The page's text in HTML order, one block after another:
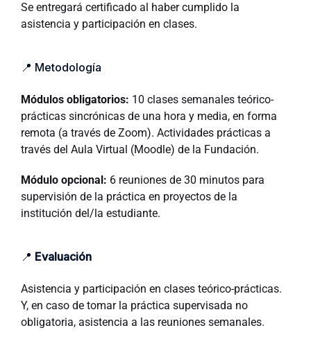
Se entregará certificado al haber cumplido la
asistencia y participación en clases.
📍 Metodología
Módulos obligatorios: 10 clases semanales teórico-
prácticas sincrónicas de una hora y media, en forma
remota (a través de Zoom). Actividades prácticas a
través del Aula Virtual (Moodle) de la Fundación.
Módulo opcional: 6 reuniones de 30 minutos para
supervisión de la práctica en proyectos de la
institución del/la estudiante.
📍 Evaluación
Asistencia y participación en clases teórico-prácticas.
Y, en caso de tomar la práctica supervisada no
obligatoria, asistencia a las reuniones semanales.